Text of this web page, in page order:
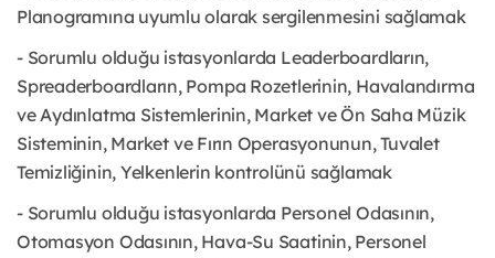
Planogramına uyumlu olarak sergilenmesini sağlamak
- Sorumlu olduğu istasyonlarda Leaderboardların,
Spreaderboardların, Pompa Rozetlerinin, Havalandırma
ve Aydınlatma Sistemlerinin, Market ve Ön Saha Müzik
Sisteminin, Market ve Fırın Operasyonunun, Tuvalet
Temizliğinin, Yelkenlerin kontrolünü sağlamak
- Sorumlu olduğu istasyonlarda Personel Odasının,
Otomasyon Odasının, Hava-Su Saatinin, Personel